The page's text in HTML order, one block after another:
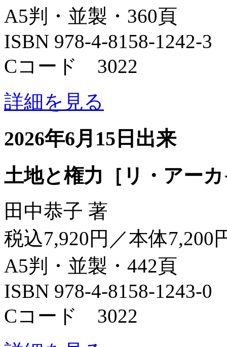
A5判・並製・360頁
ISBN 978-4-8158-1242-3
Cコード 3022
詳細を見る
2026年6月15日出来
土地と権力［リ・アー
田中恭子 著
税込7,920円／本体7,200
A5判・並製・442頁
ISBN 978-4-8158-1243-0
Cコード 3022